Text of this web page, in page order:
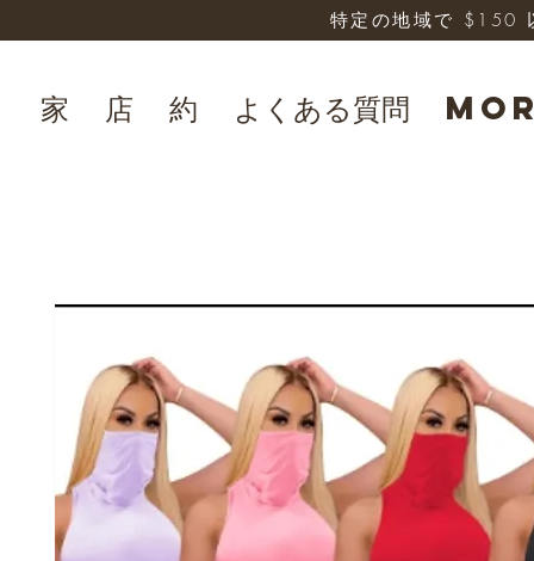
家 店 約 よくある質問
特定の地域で $150